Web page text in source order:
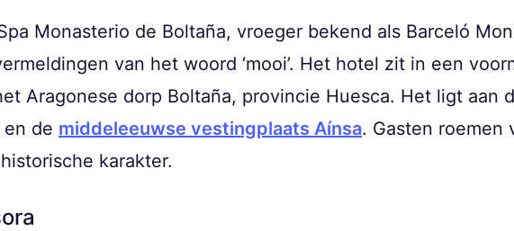
Monasterio de Boltaña, vroeger bekend als Barceló
van het woord ‘mooi’. Het hotel zit in een
Aragonese dorp Boltaña, provincie Huesca. Het ligt aan
en de middeleeuwse vestingplaats Aínsa. Gasten roemen
karakter.